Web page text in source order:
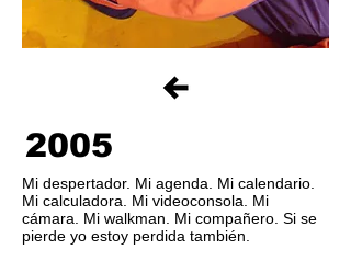
2005
Mi despertador. Mi agenda. Mi calendario.
Mi calculadora. Mi videoconsola. Mi
cámara. Mi walkman. Mi compañero. Si se
pierde yo estoy perdida también.